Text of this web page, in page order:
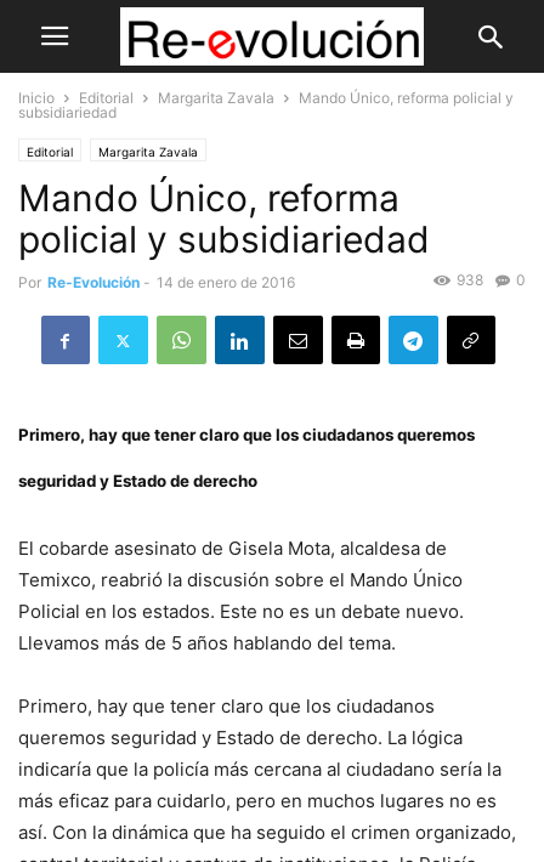
Inicio Editorial Margarita Zavala
Mando Único, reforma policial y
subsidiariedad
Editorial Margarita Zavala
Mando Único, reforma
policial y subsidiariedad
Por Re-Evolución - 14 de enero de 2016 0
938
Primero, hay que tener claro que los ciudadanos queremos
seguridad y Estado de derecho
El cobarde asesinato de Gisela Mota, alcaldesa de
Temixco, reabrió la discusión sobre el Mando Único
Policial en los estados. Este no es un debate nuevo.
Llevamos más de 5 años hablando del tema.
Primero, hay que tener claro que los ciudadanos
queremos seguridad y Estado de derecho. La lógica
indicaría que la policía más cercana al ciudadano sería la
más eficaz para cuidarlo, pero en muchos lugares no es
así. Con la dinámica que ha seguido el crimen organizado,